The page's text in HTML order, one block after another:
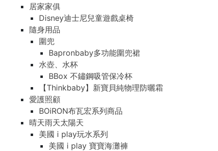
居家家俱
Disney迪士尼兒童遊戲桌椅
隨身用品
圍兜
Bapronbaby多功能圍兜裙
水壺、水杯
BBox 不鏽鋼吸管保冷杯
【Thinkbaby】新寶貝純物理防曬霜
愛護照顧
BOiRON布瓦宏系列商品
晴天雨天太陽天
美國 i play玩水系列
美國 i play 寶寶海灘褲